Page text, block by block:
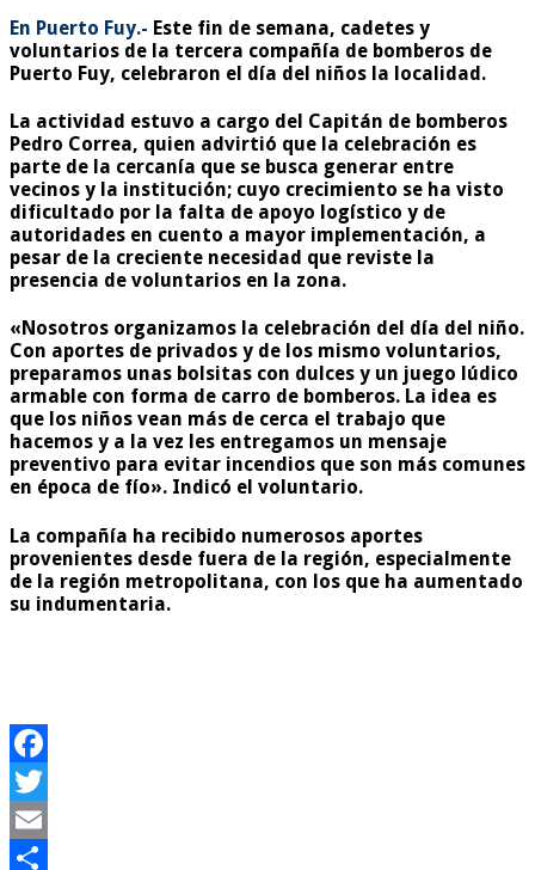
En Puerto Fuy.- Este fin de semana, cadetes y
voluntarios de la tercera compañía de bomberos de
Puerto Fuy, celebraron el día del niños la localidad.
La actividad estuvo a cargo del Capitán de bomberos
Pedro Correa, quien advirtió que la celebración es
parte de la cercanía que se busca generar entre
vecinos y la institución; cuyo crecimiento se ha visto
dificultado por la falta de apoyo logístico y de
autoridades en cuento a mayor implementación, a
pesar de la creciente necesidad que reviste la
presencia de voluntarios en la zona.
«Nosotros organizamos la celebración del día del niño.
Con aportes de privados y de los mismo voluntarios,
preparamos unas bolsitas con dulces y un juego lúdico
armable con forma de carro de bomberos. La idea es
que los niños vean más de cerca el trabajo que
hacemos y a la vez les entregamos un mensaje
preventivo para evitar incendios que son más comunes
en época de fío». Indicó el voluntario.
La compañía ha recibido numerosos aportes
provenientes desde fuera de la región, especialmente
de la región metropolitana, con los que ha aumentado
su indumentaria.
Facebook
Twitter
Email